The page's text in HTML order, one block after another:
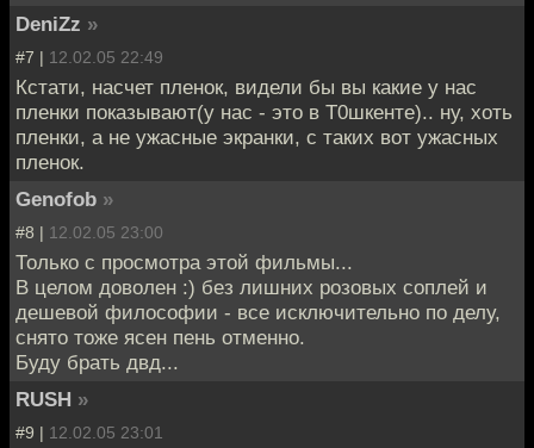
DeniZz »
#7 | 12.02.05 22:49
Кстати, насчет пленок, видели бы вы какие у нас
пленки показывают(у нас - это в Т0шкенте).. ну, хоть
пленки, а не ужасные экранки, с таких вот ужасных
пленок.
Genofob »
#8 | 12.02.05 23:00
Только с просмотра этой фильмы...
В целом доволен :) без лишних розовых соплей и
дешевой философии - все исключительно по делу,
снято тоже ясен пень отменно.
Буду брать двд...
RUSH »
#9 | 12.02.05 23:01